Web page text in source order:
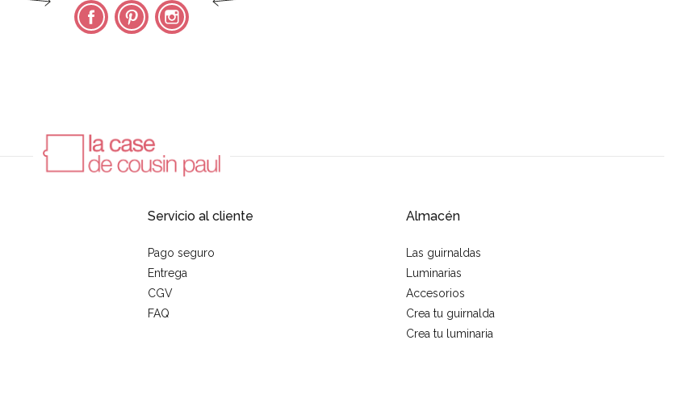
FacebookPinterest Instagram
Servicio al cliente
Pago seguro
Entrega
CGV
FAQ
Almacén
Las guirnaldas
Luminarias
Accesorios
Crea tu guirnalda
Crea tu luminaria